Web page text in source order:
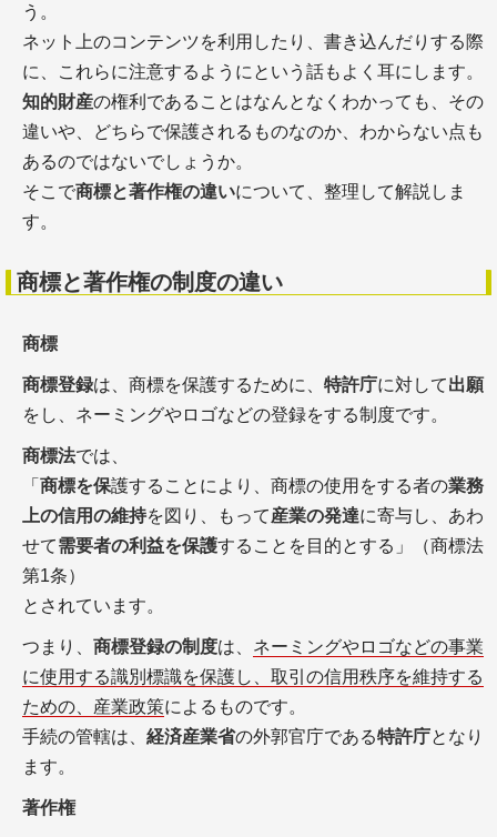
う。
ネット上のコンテンツを利用したり、書き込んだりする際
に、これらに注意するようにという話もよく耳にします。
知的財産の権利であることはなんとなくわかっても、その
違いや、どちらで保護されるものなのか、わからない点も
あるのではないでしょうか。
そこで商標と著作権の違いについて、整理して解説しま
す。
商標と著作権の制度の違い
商標
商標登録は、商標を保護するために、 特許庁に対して出願
をし、ネーミングやロゴなどの登録をする制度です。
商標法では、
「 商標を保護することにより、商標の使用をする者の業務
上の信用の維持を図り、もって産業の発達に寄与し、あわ
せて需要者の利益を保護することを目的とする」（商標法
第1条）
とされています。
つまり、 商標登録の制度は、 ネーミングやロゴなどの事業
に使用する識別標識を保護し、取引の信用秩序を維持する
ための、産業政策によるものです。
手続の管轄は、 経済産業省の外郭官庁である特許庁となり
ます。
著作権